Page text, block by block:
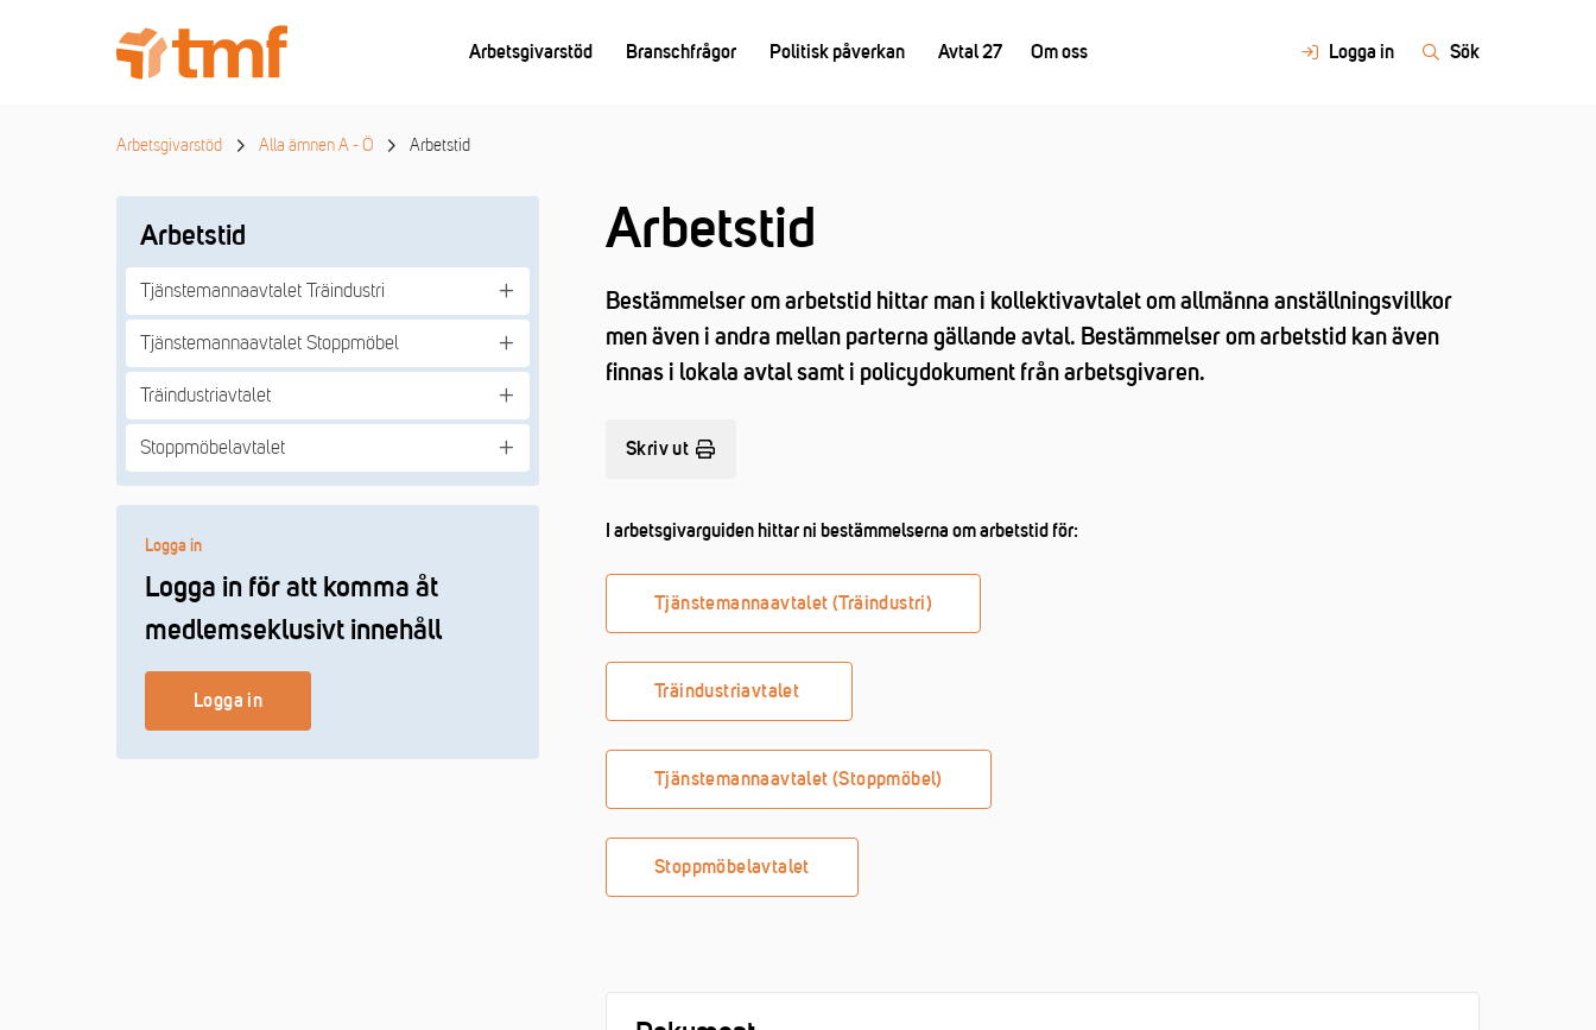
Arbetsgivarstöd Branschfrågor Politisk påverkan Avtal 27 Om oss Logga in Sök
Arbetsgivarstöd Alla ämnen A - Ö Arbetstid
Arbetstid
Tjänstemannaavtalet Träindustri
Tjänstemannaavtalet Stoppmöbel
Träindustriavtalet
Stoppmöbelavtalet
Logga in
Logga in för att komma åt
medlemseklusivt innehåll
Logga in
Arbetstid
Bestämmelser om arbetstid hittar man i kollektivavtalet om allmänna anställningsvillkor
men även i andra mellan parterna gällande avtal. Bestämmelser om arbetstid kan även
finnas i lokala avtal samt i policydokument från arbetsgivaren.
Skriv ut
I arbetsgivarguiden hittar ni bestämmelserna om arbetstid för:
Tjänstemannaavtalet (Träindustri)
Träindustriavtalet
Tjänstemannaavtalet (Stoppmöbel)
Stoppmöbelavtalet